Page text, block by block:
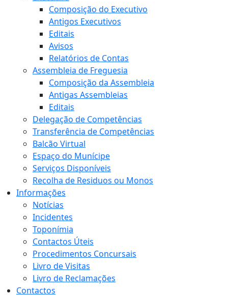
Composição do Executivo
Antigos Executivos
Editais
Avisos
Relatórios de Contas
Assembleia de Freguesia
Composição da Assembleia
Antigas Assembleias
Editais
Delegação de Competências
Transferência de Competências
Balcão Virtual
Espaço do Munícipe
Serviços Disponíveis
Recolha de Residuos ou Monos
Informações
Notícias
Incidentes
Toponímia
Contactos Úteis
Procedimentos Concursais
Livro de Visitas
Livro de Reclamações
Contactos